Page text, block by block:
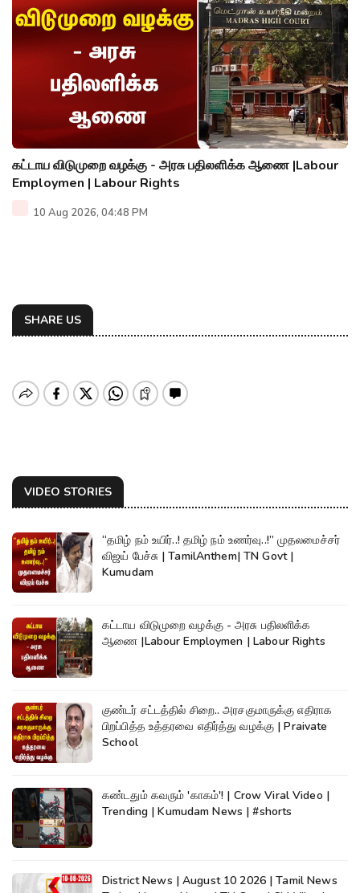
கட்டாய விடுமுறை வழக்கு - அரசு பதிலளிக்க ஆணை |Labour
Employmen | Labour Rights
10 Aug 2026, 04:48 PM
SHARE US
VIDEO STORIES
“தமிழ் நம் உயிர்..! தமிழ் நம் உணர்வு..!” முதலமைச்சர்
விஜய் பேச்சு | TamilAnthem| TN Govt |
Kumudam
கட்டாய விடுமுறை வழக்கு - அரசு பதிலளிக்க
ஆணை |Labour Employmen | Labour Rights
குண்டர் சட்டத்தில் சிறை.. அரசகுமாருக்கு எதிராக
பிறப்பித்த உத்தரவை எதிர்த்து வழக்கு | Praivate
School
கண்டதும் கவரும் 'காகம்'! | Crow Viral Video |
Trending | Kumudam News | #shorts
District News | August 10 2026 | Tamil News